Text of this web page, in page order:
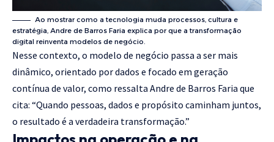
Ao mostrar como a tecnologia muda processos, cultura e
estratégia, Andre de Barros Faria explica por que a transformação
digital reinventa modelos de negócio.
Nesse contexto, o modelo de negócio passa a ser mais
dinâmico, orientado por dados e focado em geração
contínua de valor, como ressalta Andre de Barros Faria que
cita: “Quando pessoas, dados e propósito caminham juntos,
o resultado é a verdadeira transformação.”